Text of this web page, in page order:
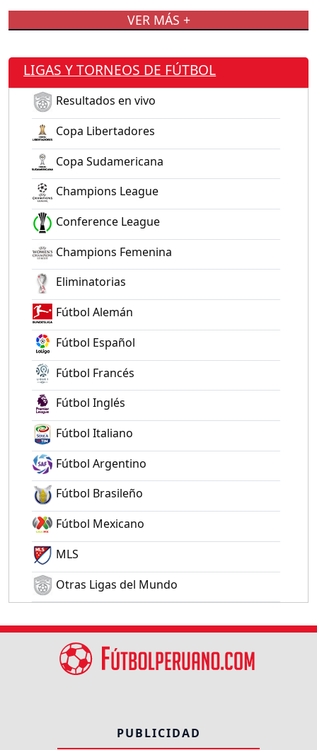
VER MÁS +
LIGAS Y TORNEOS DE FÚTBOL
Resultados en vivo
Copa Libertadores
Copa Sudamericana
Champions League
Conference League
Champions Femenina
Eliminatorias
Fútbol Alemán
Fútbol Español
Fútbol Francés
Fútbol Inglés
Fútbol Italiano
Fútbol Argentino
Fútbol Brasileño
Fútbol Mexicano
MLS
Otras Ligas del Mundo
PUBLICIDAD